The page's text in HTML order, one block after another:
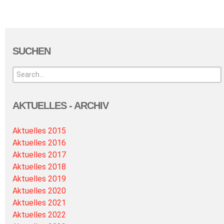
SUCHEN
AKTUELLES - ARCHIV
Aktuelles 2015
Aktuelles 2016
Aktuelles 2017
Aktuelles 2018
Aktuelles 2019
Aktuelles 2020
Aktuelles 2021
Aktuelles 2022